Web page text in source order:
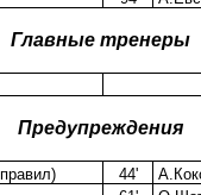
Главные тренеры
Предупреждения
44'